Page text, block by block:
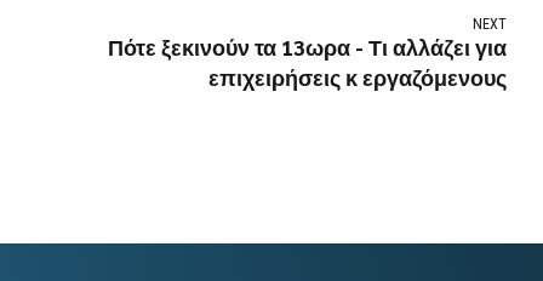
NEXT
Πότε ξεκινούν τα 13ωρα - Τι αλλάζει για
επιχειρήσεις κ εργαζόμενους